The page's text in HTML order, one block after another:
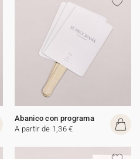
Abanico con programa
A partir de 1,36 €